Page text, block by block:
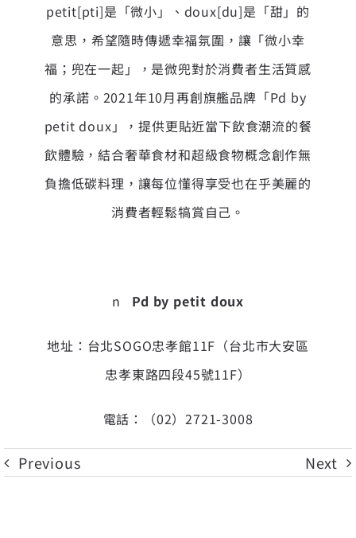
petit[pti]是「微小」、doux[du]是「甜」的
意思，希望隨時傳遞幸福氛圍，讓「微小幸
福；兜在一起」，是微兜對於消費者生活質感
的承諾。2021年10月再創旗艦品牌「Pd by
petit doux」，提供更貼近當下飲食潮流的餐
飲體驗，結合奢華食材和超級食物概念創作無
負擔低碳料理，讓每位懂得享受也在乎美麗的
消費者輕鬆犒賞自己。
n Pd by petit doux
地址：台北SOGO忠孝館11F（台北市大安區
忠孝東路四段45號11F）
電話：（02）2721-3008
Previous Next